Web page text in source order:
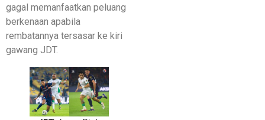
gagal memanfaatkan peluang
berkenaan apabila
rembatannya tersasar ke kiri
gawang JDT.